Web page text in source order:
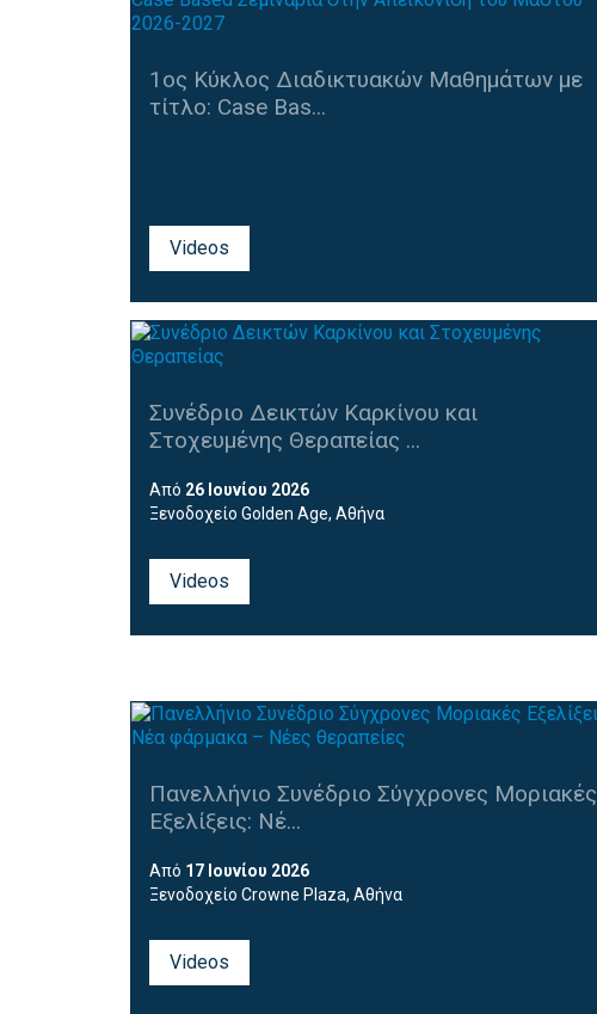
1ος Κύκλος Διαδικτυακών Μαθημάτων με
τίτλο: Case Bas...
Videos
Συνέδριο Δεικτών Καρκίνου και
Στοχευμένης Θεραπείας ...
Από 26 Ιουνίου 2026
Ξενοδοχείο Golden Age, Αθήνα
Videos
Πανελλήνιο Συνέδριο Σύγχρονες Μοριακές
Εξελίξεις: Νέ...
Από 17 Ιουνίου 2026
Ξενοδοχείο Crowne Plaza, Αθήνα
Videos